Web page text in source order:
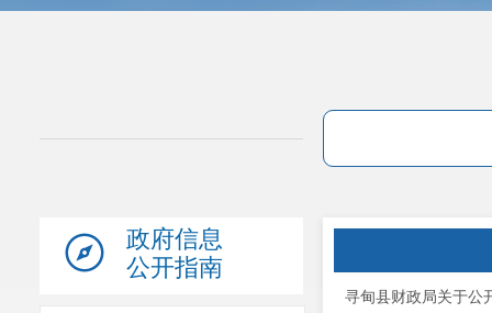
政府信息
公开指南
寻甸县财政局关于公